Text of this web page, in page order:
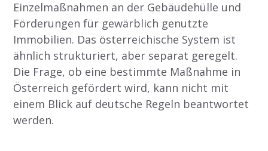
Einzelmaßnahmen an der Gebäudehülle und
Förderungen für gewärblich genutzte
Immobilien. Das österreichische System ist
ähnlich strukturiert, aber separat geregelt.
Die Frage, ob eine bestimmte Maßnahme in
Österreich gefördert wird, kann nicht mit
einem Blick auf deutsche Regeln beantwortet
werden.